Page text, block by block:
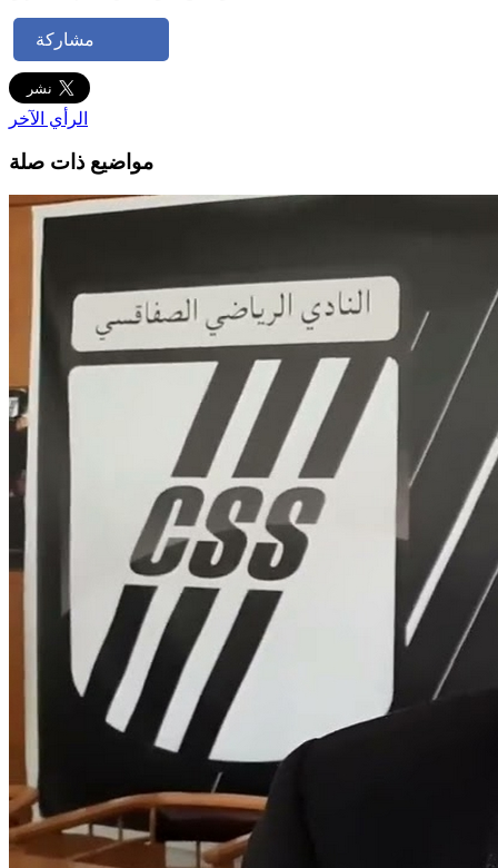
مشاركة
الرأي الآخر
مواضيع ذات صلة